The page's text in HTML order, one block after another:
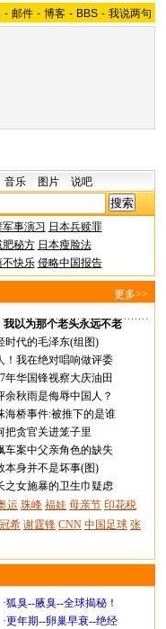
- 邮件 - 博客 - BBS - 我说两句
音乐 图片 说吧
事演习 日本兵赎罪
肥秘方 日本瘦脸法
不快乐 侵略中国报告
更多>>
我以为那个老头永远不老
时代的毛泽东(组图)
！我在绝对唱响做评委
年华国锋视察大庆油田
余秋雨是侮辱中国人？
海桥事件:被推下的是谁
把贪官关进笼子里
车案中父亲角色的缺失
本身并不是坏事(图)
之女施暴的卫生巾疑虑
运 珠峰 福娃 母亲节 印花税
希 谢霆锋 CNN 中国足球 张
·狐臭--腋臭--全球揭秘！
·更年期--卵巢早衰--绝经